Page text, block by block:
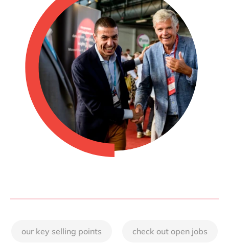
USA & Canada
our key selling points check out open jobs